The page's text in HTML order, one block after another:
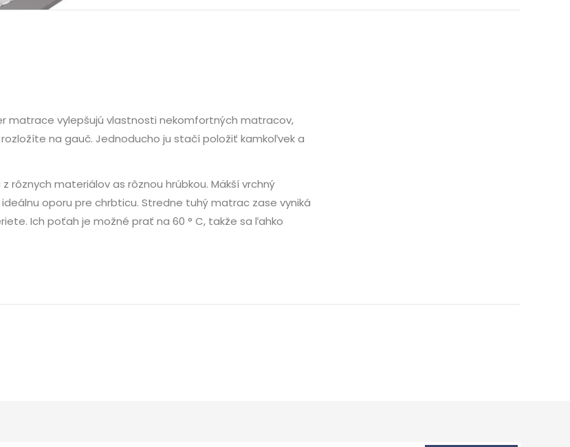
matrace vylepšujú vlastnosti nekomfortných matracov,
na gauč. Jednoducho ju stačí položiť kamkoľvek a
materiálov as rôznou hrúbkou. Mäkší vrchný
oporu pre chrbticu. Stredne tuhý matrac zase vyniká
Ich poťah je možné prať na 60 ° C, takže sa ľahko